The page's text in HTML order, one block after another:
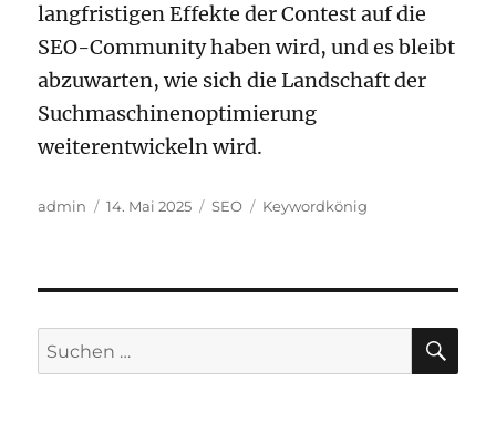
langfristigen Effekte der Contest auf die
SEO-Community haben wird, und es bleibt
abzuwarten, wie sich die Landschaft der
Suchmaschinenoptimierung
weiterentwickeln wird.
Autor
admin
Veröffentlicht
14. Mai 2025 Kategorien
SEO Schlagwörter
Keywordkönig
Suchen
nach: